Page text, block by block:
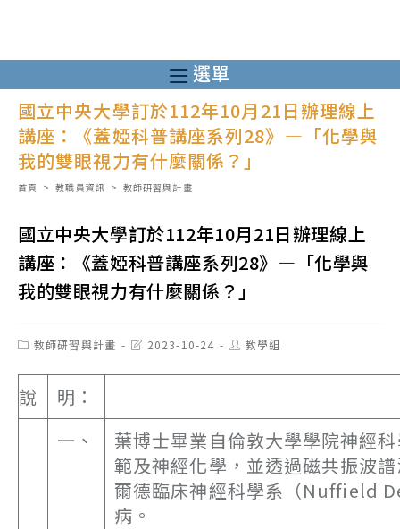
至
主
容
選單
國立中央大學訂於112年10月21日辦理線上
講座：《蓋婭科普講座系列28》—「化學與
我的雙眼視力有什麼關係？」
首頁 > 教職員資訊 > 教師研習與計畫
國立中央大學訂於112年10月21日辦理線上
講座：《蓋婭科普講座系列28》—「化學與
我的雙眼視力有什麼關係？」
Post教師研習與計畫
Post2023-10-24
Post教學組
說
明：
一、
葉博士畢業自倫敦大學學院神經
範及神經化學，並透過磁共振波
爾德臨床神經科學系（Nuffield
病。